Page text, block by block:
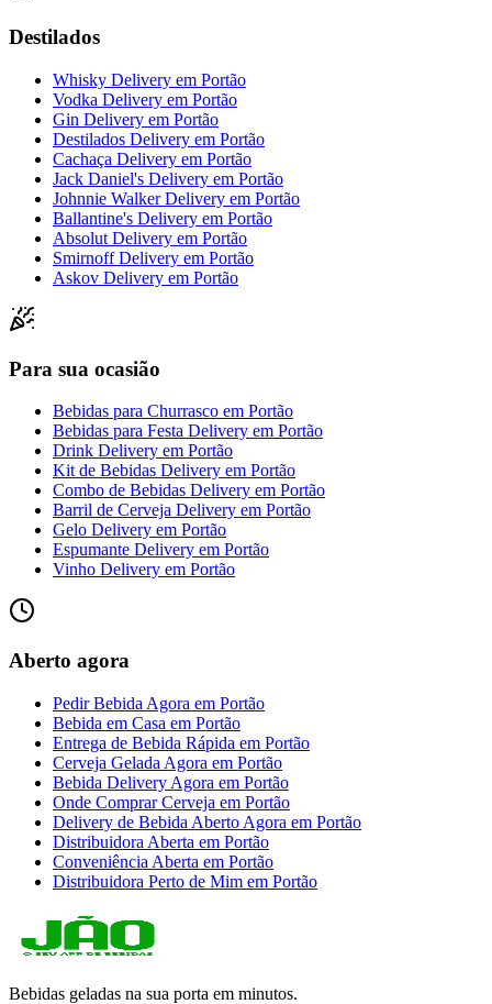
Destilados
Whisky Delivery em Portão
Vodka Delivery em Portão
Gin Delivery em Portão
Destilados Delivery em Portão
Cachaça Delivery em Portão
Jack Daniel's Delivery em Portão
Johnnie Walker Delivery em Portão
Ballantine's Delivery em Portão
Absolut Delivery em Portão
Smirnoff Delivery em Portão
Askov Delivery em Portão
Para sua ocasião
Bebidas para Churrasco em Portão
Bebidas para Festa Delivery em Portão
Drink Delivery em Portão
Kit de Bebidas Delivery em Portão
Combo de Bebidas Delivery em Portão
Barril de Cerveja Delivery em Portão
Gelo Delivery em Portão
Espumante Delivery em Portão
Vinho Delivery em Portão
Aberto agora
Pedir Bebida Agora em Portão
Bebida em Casa em Portão
Entrega de Bebida Rápida em Portão
Cerveja Gelada Agora em Portão
Bebida Delivery Agora em Portão
Onde Comprar Cerveja em Portão
Delivery de Bebida Aberto Agora em Portão
Distribuidora Aberta em Portão
Conveniência Aberta em Portão
Distribuidora Perto de Mim em Portão
Bebidas geladas na sua porta em minutos.